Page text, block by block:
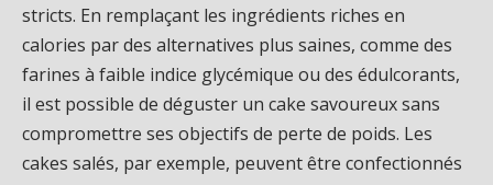
stricts. En remplaçant les ingrédients riches en
calories par des alternatives plus saines, comme des
farines à faible indice glycémique ou des édulcorants,
il est possible de déguster un cake savoureux sans
compromettre ses objectifs de perte de poids. Les
cakes salés, par exemple, peuvent être confectionnés